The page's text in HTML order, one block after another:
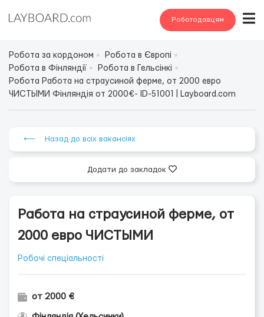
Роботодавцям
Робота за кордоном
Робота в Європі
Робота в Фінляндії
Робота в Гельсінкі
Робота Работа на страусиной ферме, от 2000 евро
ЧИСТЫМИ Фінляндія от 2000€- ID-51001 | Layboard.com
⟵ Назад до всіх вакансіях
Додати до закладок
Работа на страусиной ферме, от
2000 евро ЧИСТЫМИ
Робочі спеціальності
от 2000 €